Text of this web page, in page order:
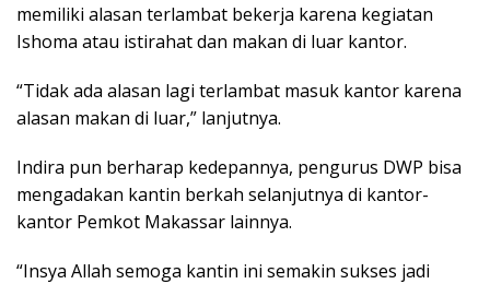
memiliki alasan terlambat bekerja karena kegiatan
Ishoma atau istirahat dan makan di luar kantor.
“Tidak ada alasan lagi terlambat masuk kantor karena
alasan makan di luar,” lanjutnya.
Indira pun berharap kedepannya, pengurus DWP bisa
mengadakan kantin berkah selanjutnya di kantor-
kantor Pemkot Makassar lainnya.
“Insya Allah semoga kantin ini semakin sukses jadi